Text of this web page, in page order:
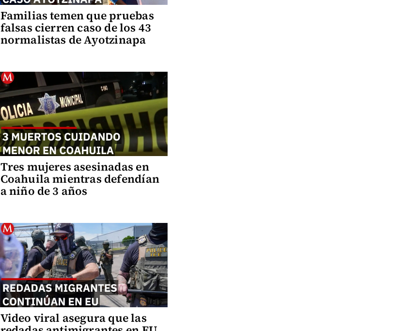
Familias temen que pruebas
falsas cierren caso de los 43
normalistas de Ayotzinapa
Tres mujeres asesinadas en
Coahuila mientras defendían
a niño de 3 años
Video viral asegura que las